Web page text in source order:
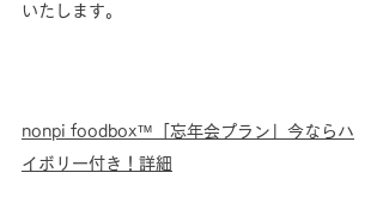
いたします。
nonpi foodbox™「忘年会プラン」今ならハ
イボリー付き！詳細